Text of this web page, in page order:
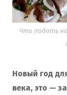
Что подать
Новый год
века, это —